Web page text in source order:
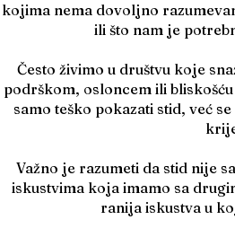
kojima nema dovoljno
ili što nam je
Često živimo u društvu koje
podrškom, osloncem ili
samo teško pokazati stid, već
Važno je razumeti da stid nije
iskustvima koja imamo sa
ranija iskustva u